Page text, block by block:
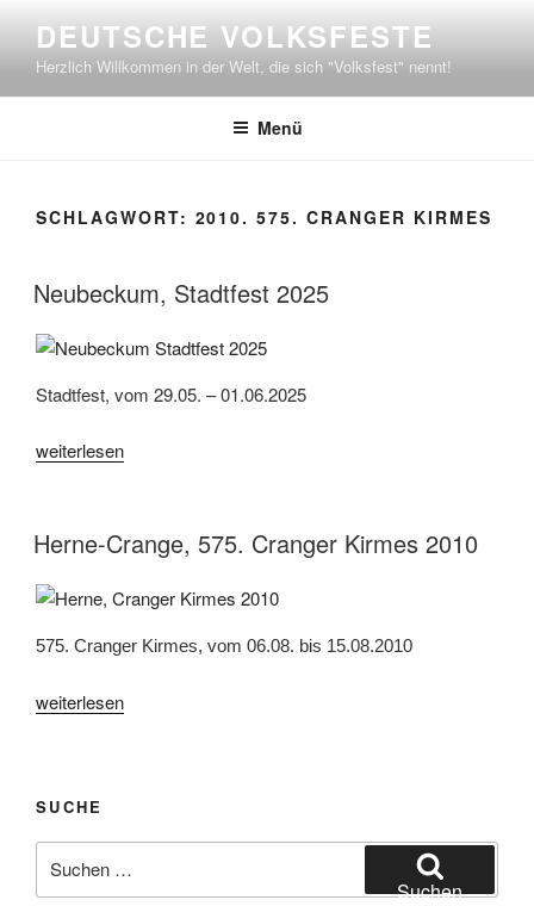
springen
DEUTSCHE VOLKSFESTE
Herzlich Willkommen in der Welt, die sich "Volksfest" nennt!
Menü
SCHLAGWORT: 2010. 575. CRANGER KIRMES
Neubeckum, Stadtfest 2025
Stadtfest, vom 29.05. – 01.06.2025
„Neubeckum,
weiterlesen
Herne-Crange, 575. Cranger Kirmes 2010
575. Cranger Kirmes, vom 06.08. bis 15.08.2010
„Herne-
Kirmes
2010“
weiterlesen
SUCHE
nach:
Suchen